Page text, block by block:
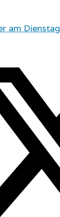
am Dienstag